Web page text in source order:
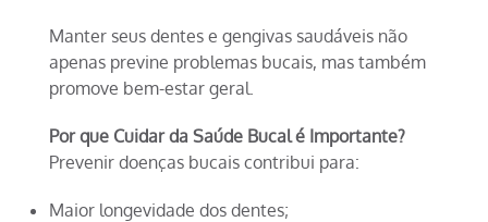
Manter seus dentes e gengivas saudáveis não
apenas previne problemas bucais, mas também
promove bem-estar geral.
Por que Cuidar da Saúde Bucal é Importante?
Prevenir doenças bucais contribui para:
Maior longevidade dos dentes;